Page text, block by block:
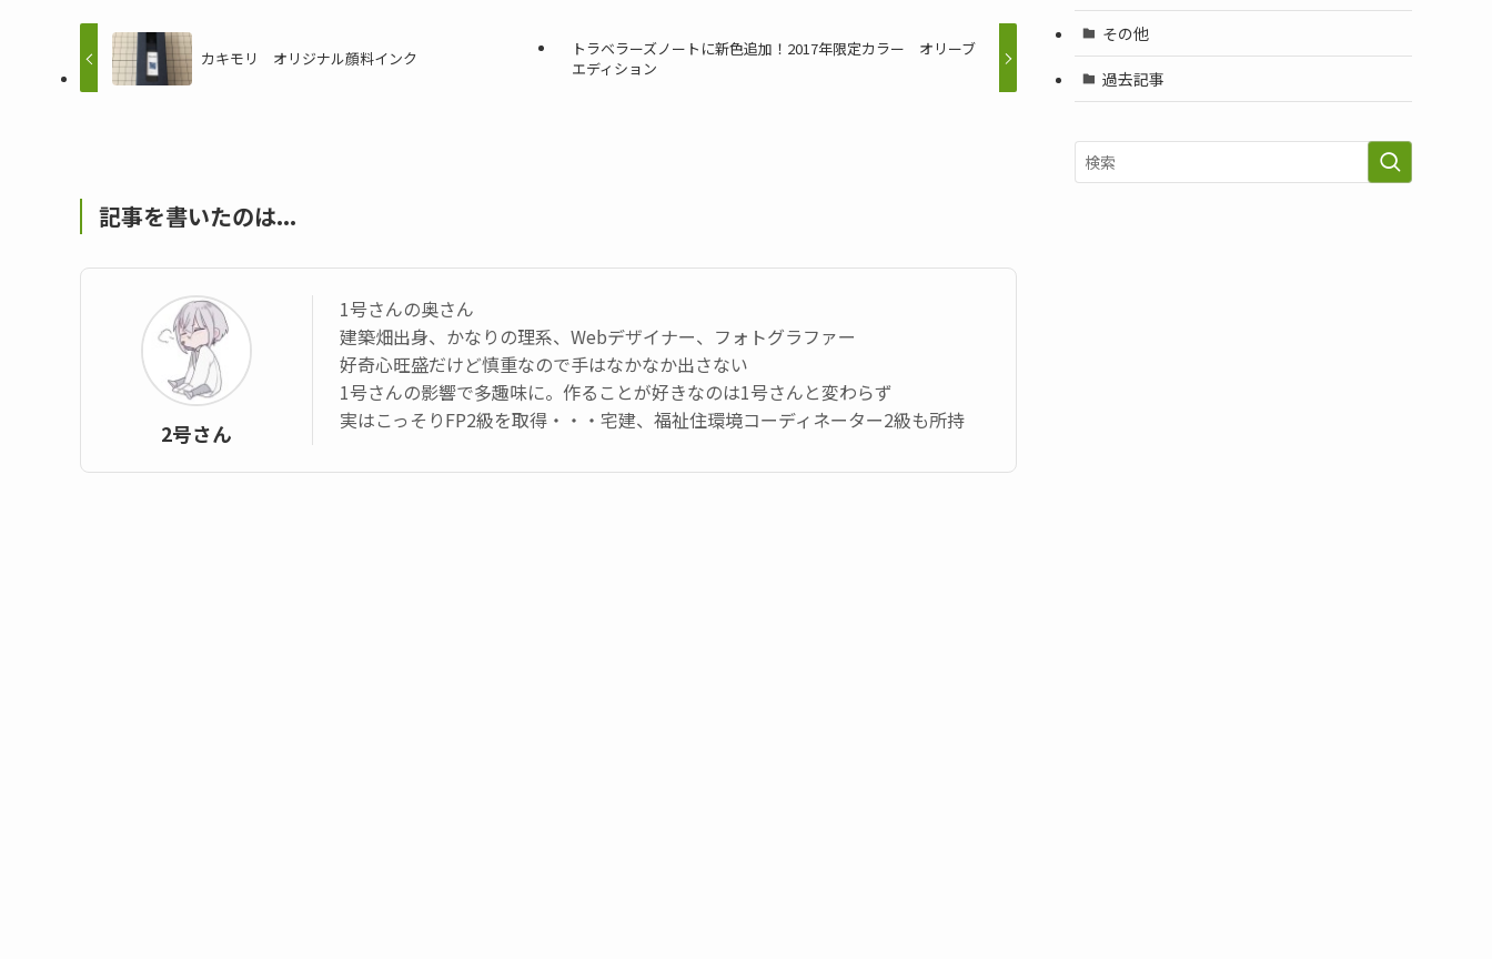
カキモリ オリジナル顔料インク
トラベラーズノートに新色追加！2017年限定カラー オリーブ
エディション
記事を書いたのは...
2号さん
1号さんの奥さん
建築畑出身、かなりの理系、Webデザイナー、フォトグラファー
好奇心旺盛だけど慎重なので手はなかなか出さない
1号さんの影響で多趣味に。作ることが好きなのは1号さんと変わらず
実はこっそりFP2級を取得・・・宅建、福祉住環境コーディネーター2級も所持
その他
過去記事